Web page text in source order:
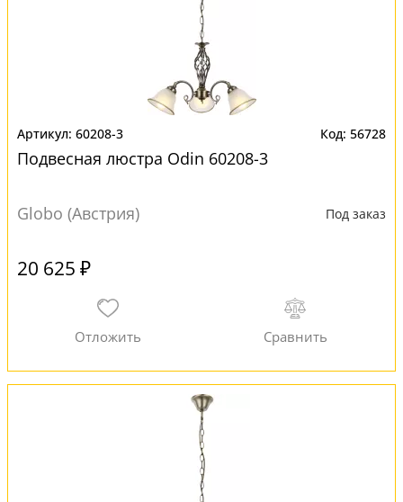
60208-3 56728
Подвесная люстра Odin 60208-3
Globo (Австрия) Под заказ
20 625 ₽